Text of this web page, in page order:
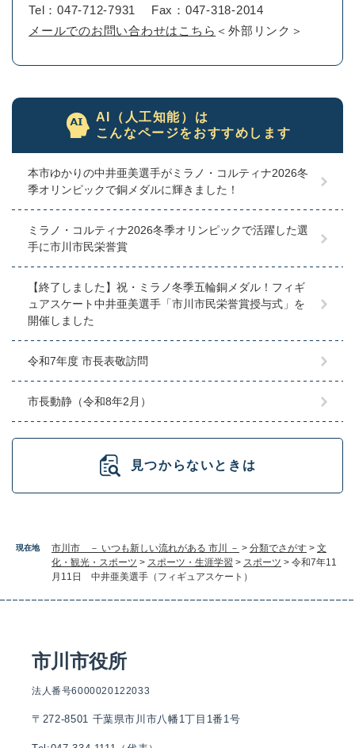
現在地 市川市 － いつも新しい流れがある 市川 － > 分類でさがす > 文
化・観光・スポーツ > スポーツ・生涯学習 > スポーツ > 令和7年11
月11日 中井亜美選手（フィギュアスケート）
Tel：047-712-7931
Fax：047-318-2014
メールでのお問い合わせはこちら ＜外部リンク＞
AI（人工知能）は
こんなページをおすすめします
本市ゆかりの中井亜美選手がミラノ・コルティナ2026冬
季オリンピックで銅メダルに輝きました！
ミラノ・コルティナ2026冬季オリンピックで活躍した選
手に市川市民栄誉賞
【終了しました】祝・ミラノ冬季五輪銅メダル！フィギ
ュアスケート中井亜美選手「市川市民栄誉賞授与式」を
開催しました
令和7年度 市長表敬訪問
市長動静（令和8年2月）
見つからないときは
市川市役所
法人番号6000020122033
〒272-8501 千葉県市川市八幡1丁目1番1号